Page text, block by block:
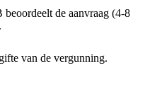
de aanvraag (4-8
van de vergunning.